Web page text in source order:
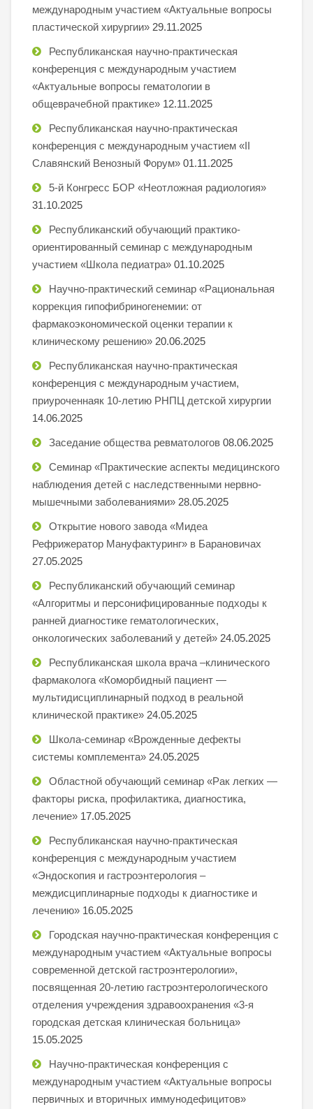
международным участием «Актуальные вопросы
пластической хирургии» 29.11.2025
Республиканская научно-практическая
конференция с международным участием
«Актуальные вопросы гематологии в
общеврачебной практике» 12.11.2025
Республиканская научно-практическая
конференция с международным участием «II
Славянский Венозный Форум» 01.11.2025
5-й Конгресс БОР «Неотложная радиология»
31.10.2025
Республиканский обучающий практико-
ориентированный семинар с международным
участием «Школа педиатра» 01.10.2025
Научно-практический семинар «Рациональная
коррекция гипофибриногенемии: от
фармакоэкономической оценки терапии к
клиническому решению» 20.06.2025
Республиканская научно-практическая
конференция с международным участием,
приуроченнаяк 10-летию РНПЦ детской хирургии
14.06.2025
Заседание общества ревматологов 08.06.2025
Семинар «Практические аспекты медицинского
наблюдения детей с наследственными нервно-
мышечными заболеваниями» 28.05.2025
Открытие нового завода «Мидеа
Рефрижератор Мануфактуринг» в Барановичах
27.05.2025
Республиканский обучающий семинар
«Алгоритмы и персонифицированные подходы к
ранней диагностике гематологических,
онкологических заболеваний у детей» 24.05.2025
Республиканская школа врача –клинического
фармаколога «Коморбидный пациент —
мультидисциплинарный подход в реальной
клинической практике» 24.05.2025
Школа-семинар «Врожденные дефекты
системы комплемента» 24.05.2025
Областной обучающий семинар «Рак легких —
факторы риска, профилактика, диагностика,
лечение» 17.05.2025
Республиканская научно-практическая
конференция с международным участием
«Эндоскопия и гастроэнтерология –
междисциплинарные подходы к диагностике и
лечению» 16.05.2025
Городская научно-практическая конференция с
международным участием «Актуальные вопросы
современной детской гастроэнтерологии»,
посвященная 20-летию гастроэнтерологического
отделения учреждения здравоохранения «3-я
городская детская клиническая больница»
15.05.2025
Научно-практическая конференция с
международным участием «Актуальные вопросы
первичных и вторичных иммунодефицитов»